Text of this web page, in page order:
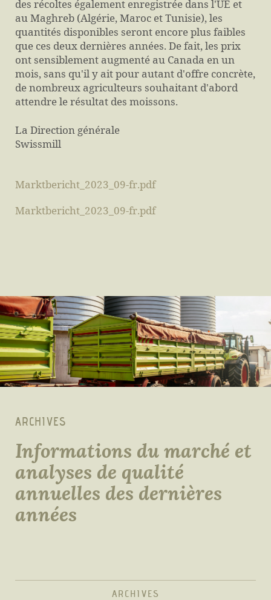
des récoltes également enregistrée dans l'UE et
au Maghreb (Algérie, Maroc et Tunisie), les
quantités disponibles seront encore plus faibles
que ces deux dernières années. De fait, les prix
ont sensiblement augmenté au Canada en un
mois, sans qu'il y ait pour autant d'offre concrète,
de nombreux agriculteurs souhaitant d'abord
attendre le résultat des moissons.
La Direction générale
Swissmill
Marktbericht_2023_09-fr.pdf
Marktbericht_2023_09-fr.pdf
ARCHIVES
Informations du marché et
analyses de qualité
annuelles des dernières
années
ARCHIVES